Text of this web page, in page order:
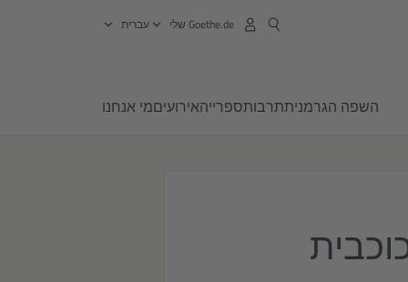
Goethe.de שלי עברית
השפה הגרמניתתרבותספרייהאירועיםמי אנחנו